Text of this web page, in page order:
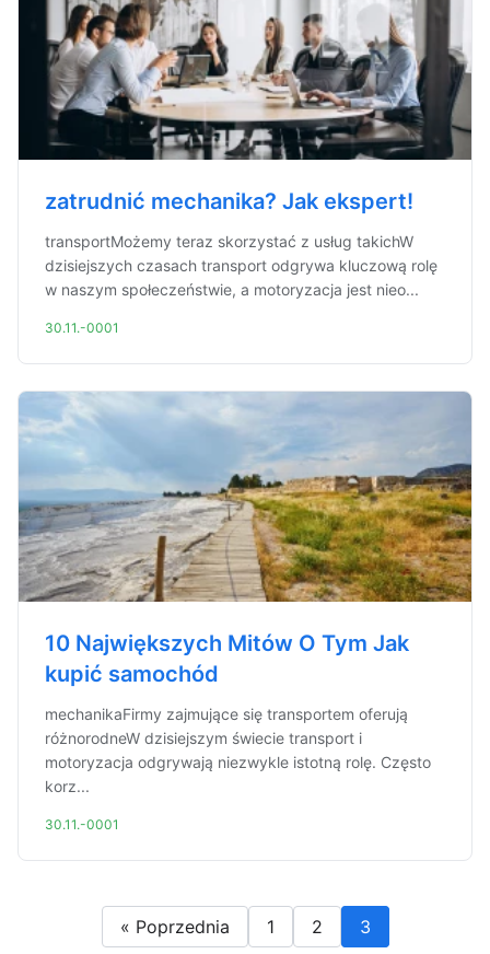
zatrudnić mechanika? Jak ekspert!
transportMożemy teraz skorzystać z usług takichW
dzisiejszych czasach transport odgrywa kluczową rolę
w naszym społeczeństwie, a motoryzacja jest nieo...
30.11.-0001
10 Największych Mitów O Tym Jak
kupić samochód
mechanikaFirmy zajmujące się transportem oferują
różnorodneW dzisiejszym świecie transport i
motoryzacja odgrywają niezwykle istotną rolę. Często
korz...
30.11.-0001
« Poprzednia 1 2 3